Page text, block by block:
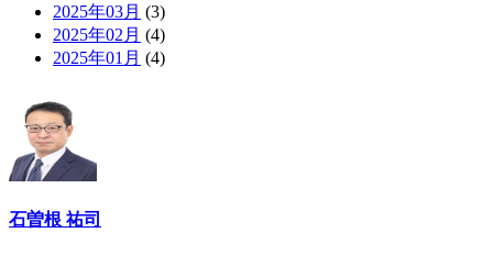
2025年03月 (3)
2025年02月 (4)
2025年01月 (4)
石曽根 祐司